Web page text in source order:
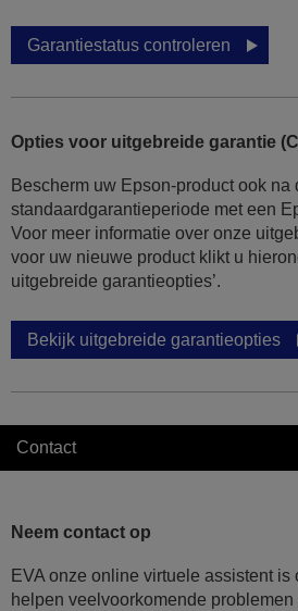
Garantiestatus controleren
Opties voor uitgebreide garantie
Bescherm uw Epson-product ook na
standaardgarantieperiode met een
Voor meer informatie over onze
voor uw nieuwe product klikt u
uitgebreide garantieopties’.
Bekijk uitgebreide garantieopties
Contact
Neem contact op
EVA onze online virtuele assistent is
helpen veelvoorkomende